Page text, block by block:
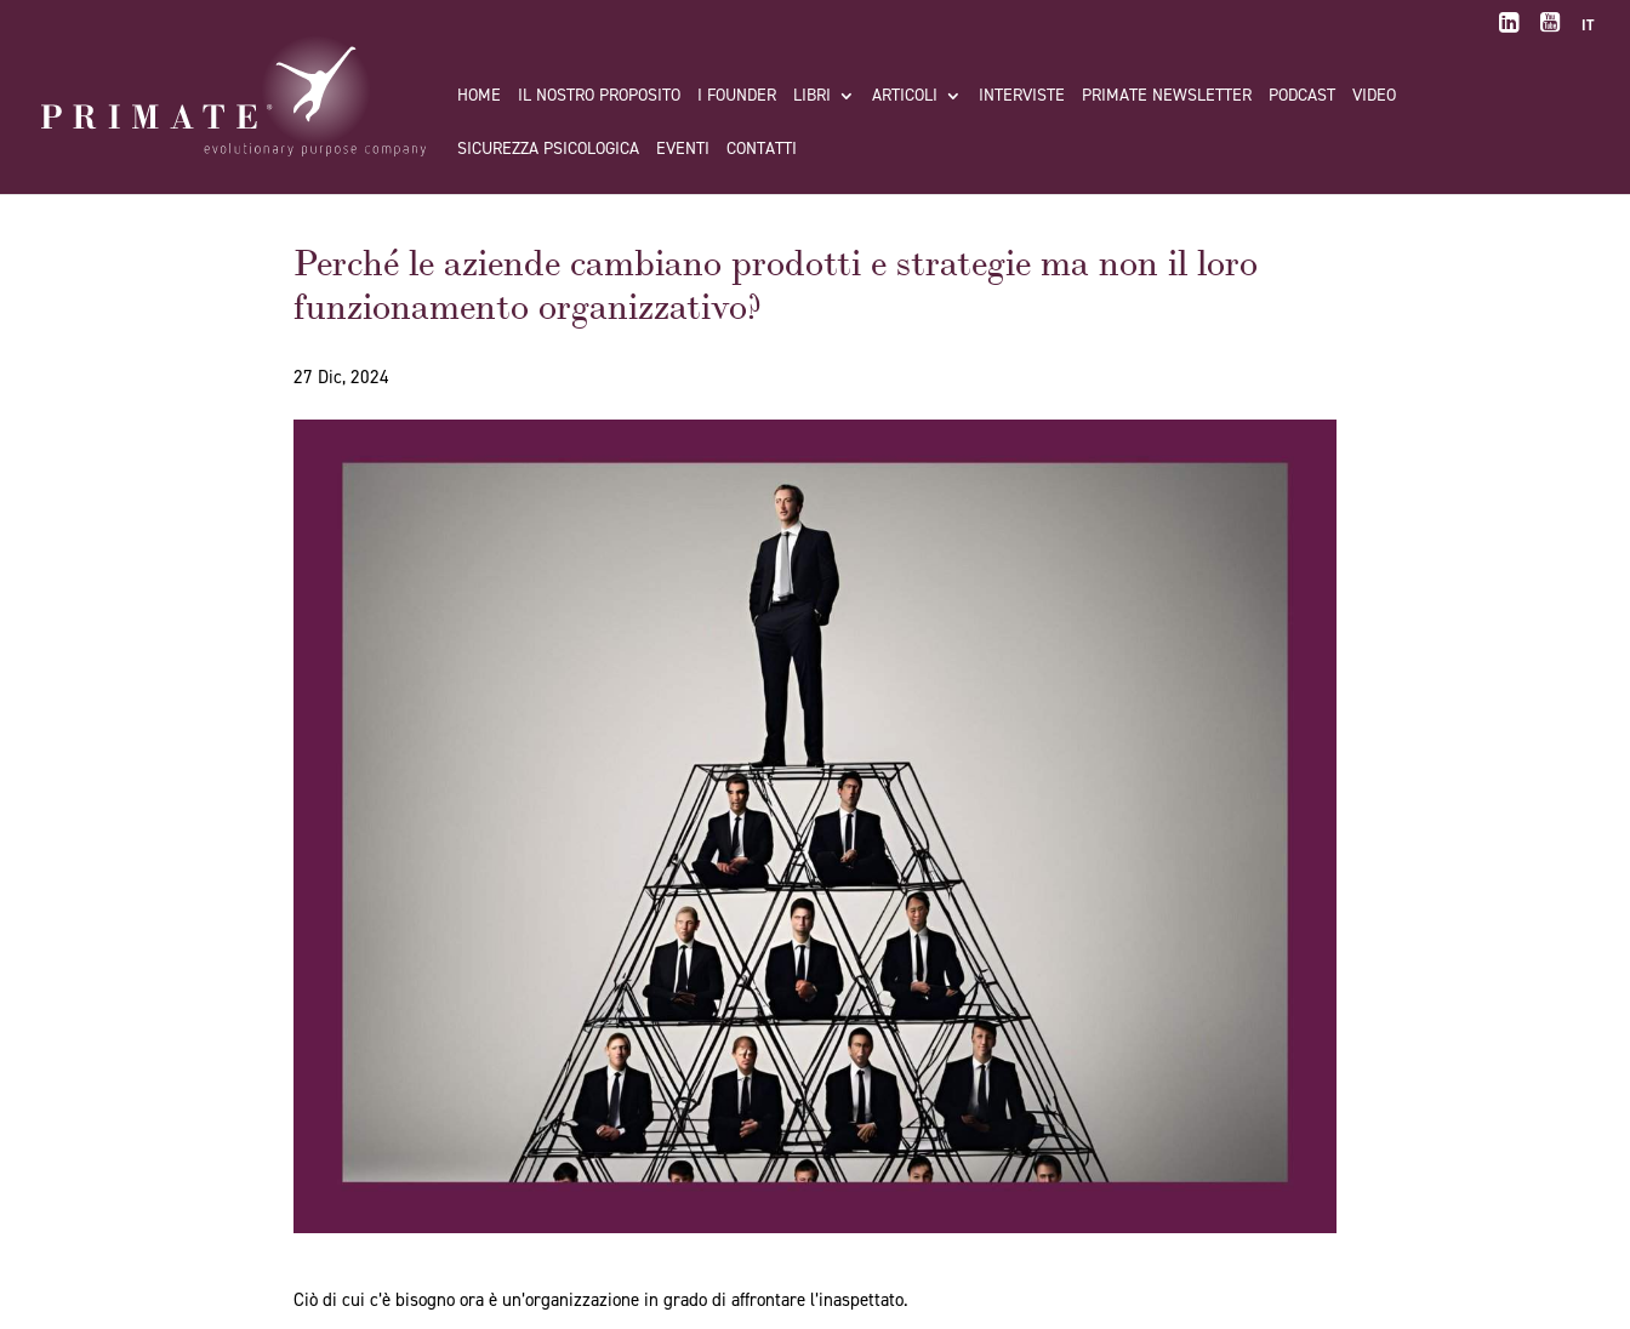
IT
HOME IL NOSTRO PROPOSITO I FOUNDER LIBRI ARTICOLI INTERVISTE PRIMATE NEWSLETTER PODCAST VIDEO
SICUREZZA PSICOLOGICA EVENTI CONTATTI
Perché le aziende cambiano prodotti e strategie ma non il loro
funzionamento organizzativo?
27 Dic, 2024
Ciò di cui c’è bisogno ora è un’organizzazione in grado di affrontare l’inaspettato.